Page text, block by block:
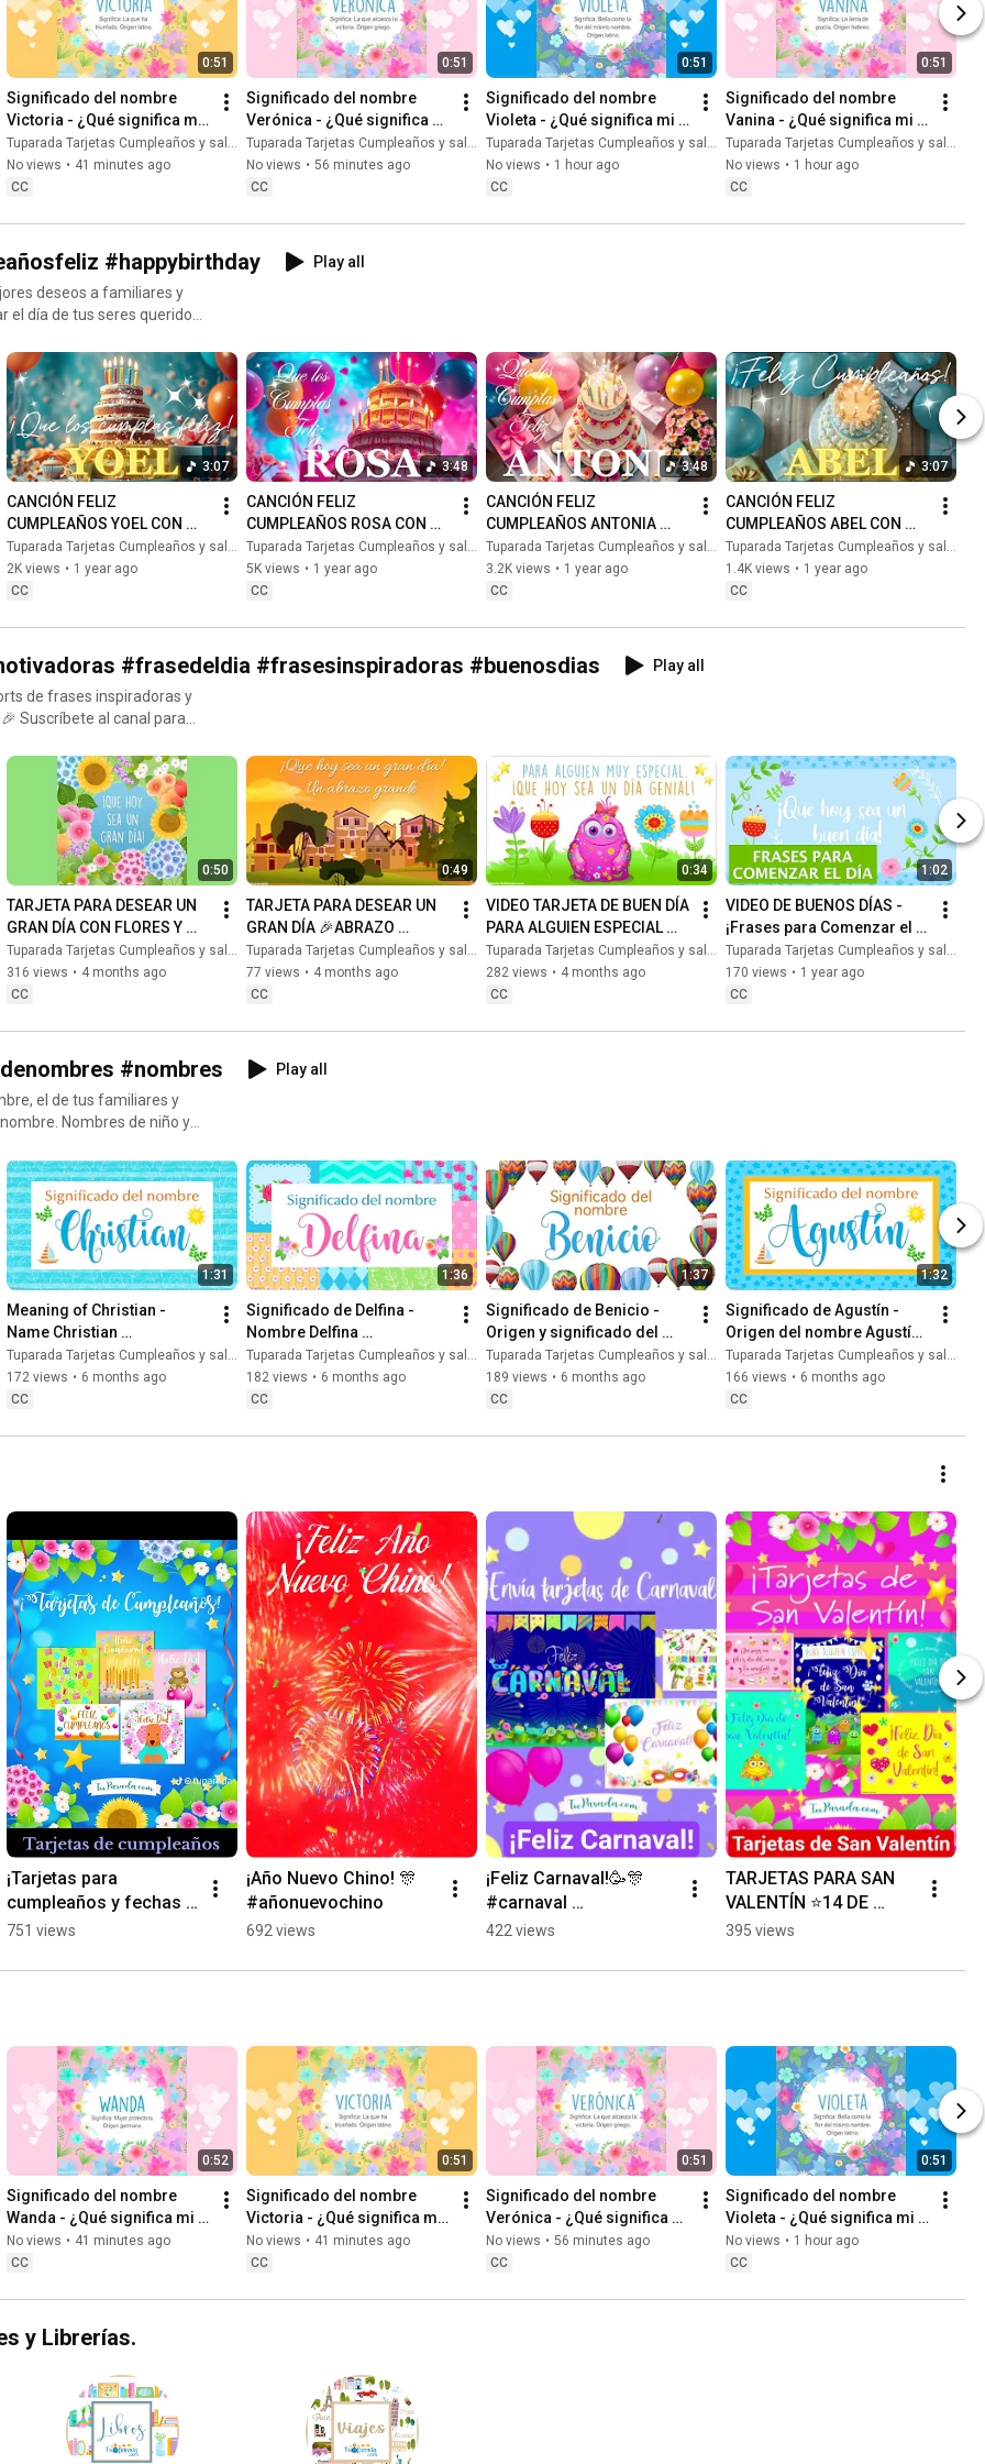
#nombresfemeninos
0:51
Significado del nombre
Victoria - ¿Qué significa mi
nombre Victoria?
#nombreVictoria #Victoria
Tuparada Tarjetas Cumpleaños y saludos
No views • 41 minutes ago
CC
0:51
Significado del nombre
Verónica - ¿Qué significa mi
nombre Verónica?
#nombreVerónica
#Verónica
Tuparada Tarjetas Cumpleaños y saludos
No views • 56 minutes ago
CC
0:51
Significado del nombre
Violeta - ¿Qué significa mi
nombre Violeta?
#nombreVioleta #Violeta
Tuparada Tarjetas Cumpleaños y saludos
No views • 1 hour ago
CC
0:51
Significado del nombre
Vanina - ¿Qué significa mi
nombre Vanina?
#nombreVanina #Vanina
Tuparada Tarjetas Cumpleaños y saludos
No views • 1 hour ago
CC
#happybirthday
Play all
deseos a familiares y
que quieres que
de cumpleaños feliz,
Happy Birthday with
#ecards
3:07
CANCIÓN FELIZ
CUMPLEAÑOS YOEL CON
NOMBRE - HAPPY BIRTHDAY
YOEL! #Yoel
#canciondecumpleaños
Tuparada Tarjetas Cumpleaños y saludos
2K views • 1 year ago
CC
3:48
CANCIÓN FELIZ
CUMPLEAÑOS ROSA CON
NOMBRE - HAPPY BIRTHDAY
ROSA! #Rosa
#canciondecumpleaños
Tuparada Tarjetas Cumpleaños y saludos
5K views • 1 year ago
CC
3:48
CANCIÓN FELIZ
CUMPLEAÑOS ANTONIA
CON NOMBRE - HAPPY
BIRTHDAY ANTONIA!
#Antonia
Tuparada Tarjetas Cumpleaños y saludos
3.2K views • 1 year ago
CC
3:07
CANCIÓN FELIZ
CUMPLEAÑOS ABEL CON
NOMBRE - HAPPY BIRTHDAY
ABEL! #Abel
#canciondecumpleaños
Tuparada Tarjetas Cumpleaños y saludos
1.4K views • 1 year ago
CC
#frasedeldia #frasesinspiradoras #buenosdias
Play all
de frases inspiradoras y
pensamientos
#buenosdíasparati
#felizdia #felizdiahoy
0:50
TARJETA PARA DESEAR UN
GRAN DÍA CON FLORES Y
MENSAJE #buenosdias
#frasesinspiradoras
Tuparada Tarjetas Cumpleaños y saludos
316 views • 4 months ago
CC
0:49
TARJETA PARA DESEAR UN
GRAN DÍA 🎉ABRAZO
GRANDE #buenosdias
#frasesinspiradoras
Tuparada Tarjetas Cumpleaños y saludos
77 views • 4 months ago
CC
0:34
VIDEO TARJETA DE BUEN DÍA
PARA ALGUIEN ESPECIAL
#buenosdias #tarjetas
Tuparada Tarjetas Cumpleaños y saludos
282 views • 4 months ago
CC
1:02
VIDEO DE BUENOS DÍAS -
¡Frases para Comenzar el
Día! - FELIZ DÍA
#buenosdias
#frasesmotivadoras
Tuparada Tarjetas Cumpleaños y saludos
170 views • 1 year ago
CC
#nombres
Play all
Nombres de niño y
niñas, nombres de mujer,
nombres para el futuro
más elegidos,
#nombres
#nombresdeniños
variaciones según el
1:31
Meaning of Christian -
Name Christian
#meaningofchristian
#Christian
Tuparada Tarjetas Cumpleaños y saludos
172 views • 6 months ago
CC
1:36
Significado de Delfina -
Nombre Delfina
#significadodedelfina
#significadodenombres
Tuparada Tarjetas Cumpleaños y saludos
182 views • 6 months ago
CC
1:37
Significado de Benicio -
Origen y significado del
nombre Benicio
#significadodebenicio
#Benicio
Tuparada Tarjetas Cumpleaños y saludos
189 views • 6 months ago
CC
1:32
Significado de Agustín -
Origen del nombre Agustín
#significadodeagustín
#significadodenombres
Tuparada Tarjetas Cumpleaños y saludos
166 views • 6 months ago
CC
¡Tarjetas para
cumpleaños y fechas
especiales! 🎊
751 views
¡Año Nuevo Chino! 🎊
#añonuevochino
692 views
¡Feliz Carnaval!🥳🎊
#carnaval
#carnaval2026
422 views
TARJETAS PARA SAN
VALENTÍN ⭐14 DE
FEBRERO ¡DÍA DEL
AMISTAD! #sanvalentin
395 views
0:52
Significado del nombre
Wanda - ¿Qué significa mi
nombre Wanda?
#nombreWanda #Wanda
No views • 41 minutes ago
CC
0:51
Significado del nombre
Victoria - ¿Qué significa mi
nombre Victoria?
#nombreVictoria #Victoria
No views • 41 minutes ago
CC
0:51
Significado del nombre
Verónica - ¿Qué significa mi
nombre Verónica?
#nombreVerónica
No views • 56 minutes ago
CC
0:51
Significado del nombre
Violeta - ¿Qué significa mi
nombre Violeta?
#nombreVioleta #Violeta
No views • 1 hour ago
CC
y Librerías.